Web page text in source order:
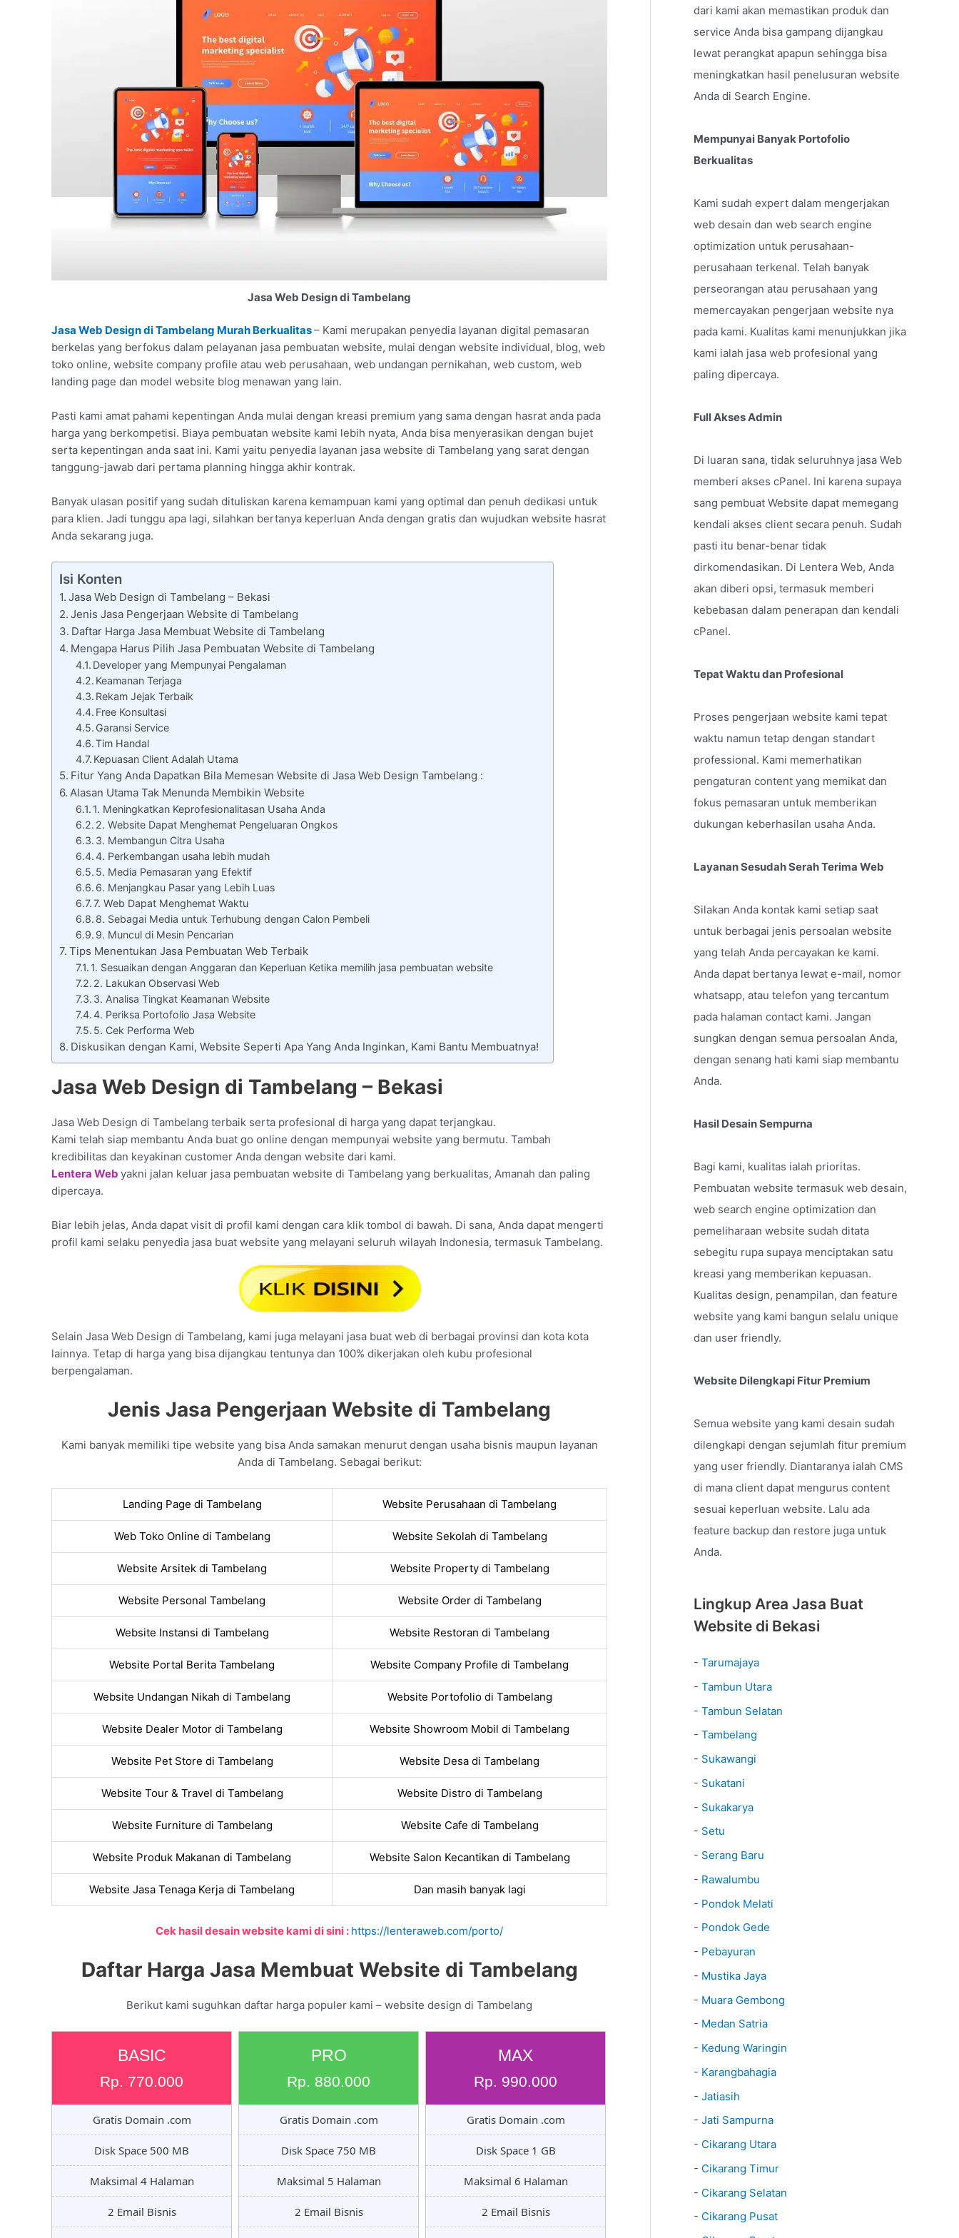
Jasa Web Design di Tambelang
Jasa Web Design di Tambelang Murah Berkualitas– Kami merupakan penyedia layanan digital pemasaran
berkelas yang berfokus dalam pelayanan jasa pembuatan website, mulai dengan website individual, blog, web
toko online, website company profile atau web perusahaan, web undangan pernikahan, web custom, web
landing page dan model website blog menawan yang lain.
Pasti kami amat pahami kepentingan Anda mulai dengan kreasi premium yang sama dengan hasrat anda pada
harga yang berkompetisi. Biaya pembuatan website kami lebih nyata, Anda bisa menyerasikan dengan bujet
serta kepentingan anda saat ini. Kami yaitu penyedia layanan jasa website di Tambelang yang sarat dengan
tanggung-jawab dari pertama planning hingga akhir kontrak.
Banyak ulasan positif yang sudah dituliskan karena kemampuan kami yang optimal dan penuh dedikasi untuk
para klien. Jadi tunggu apa lagi, silahkan bertanya keperluan Anda dengan gratis dan wujudkan website hasrat
Anda sekarang juga.
Isi Konten
Jasa Web Design di Tambelang – Bekasi
Jenis Jasa Pengerjaan Website di Tambelang
Daftar Harga Jasa Membuat Website di Tambelang
Mengapa Harus Pilih Jasa Pembuatan Website di Tambelang
Developer yang Mempunyai Pengalaman
Keamanan Terjaga
Rekam Jejak Terbaik
Free Konsultasi
Garansi Service
Tim Handal
Kepuasan Client Adalah Utama
Fitur Yang Anda Dapatkan Bila Memesan Website di Jasa Web Design Tambelang :
Alasan Utama Tak Menunda Membikin Website
1. Meningkatkan Keprofesionalitasan Usaha Anda
2. Website Dapat Menghemat Pengeluaran Ongkos
3. Membangun Citra Usaha
4. Perkembangan usaha lebih mudah
5. Media Pemasaran yang Efektif
6. Menjangkau Pasar yang Lebih Luas
7. Web Dapat Menghemat Waktu
8. Sebagai Media untuk Terhubung dengan Calon Pembeli
9. Muncul di Mesin Pencarian
Tips Menentukan Jasa Pembuatan Web Terbaik
1. Sesuaikan dengan Anggaran dan Keperluan Ketika memilih jasa pembuatan website
2. Lakukan Observasi Web
3. Analisa Tingkat Keamanan Website
4. Periksa Portofolio Jasa Website
5. Cek Performa Web
Diskusikan dengan Kami, Website Seperti Apa Yang Anda Inginkan, Kami Bantu Membuatnya!
Jasa Web Design di Tambelang – Bekasi
Jasa Web Design di Tambelang terbaik serta profesional di harga yang dapat terjangkau.
Kami telah siap membantu Anda buat go online dengan mempunyai website yang bermutu. Tambah
kredibilitas dan keyakinan customer Anda dengan website dari kami.
Lentera Web yakni jalan keluar jasa pembuatan website di Tambelang yang berkualitas, Amanah dan paling
dipercaya.
Biar lebih jelas, Anda dapat visit di profil kami dengan cara klik tombol di bawah. Di sana, Anda dapat mengerti
profil kami selaku penyedia jasa buat website yang melayani seluruh wilayah Indonesia, termasuk Tambelang.
Selain Jasa Web Design di Tambelang, kami juga melayani jasa buat web di berbagai provinsi dan kota kota
lainnya. Tetap di harga yang bisa dijangkau tentunya dan 100% dikerjakan oleh kubu profesional
berpengalaman.
Jenis Jasa Pengerjaan Website di Tambelang
Kami banyak memiliki tipe website yang bisa Anda samakan menurut dengan usaha bisnis maupun layanan
Anda di Tambelang. Sebagai berikut:
Landing Page di Tambelang Website Perusahaan di Tambelang
Web Toko Online di Tambelang Website Sekolah di Tambelang
Website Arsitek di Tambelang Website Property di Tambelang
Website Personal Tambelang Website Order di Tambelang
Website Instansi di Tambelang Website Restoran di Tambelang
Website Portal Berita Tambelang Website Company Profile di Tambelang
Website Undangan Nikah di Tambelang Website Portofolio di Tambelang
Website Dealer Motor di Tambelang Website Showroom Mobil di Tambelang
Website Pet Store di Tambelang Website Desa di Tambelang
Website Tour & Travel di Tambelang Website Distro di Tambelang
Website Furniture di Tambelang Website Cafe di Tambelang
Website Produk Makanan di Tambelang Website Salon Kecantikan di Tambelang
Website Jasa Tenaga Kerja di Tambelang Dan masih banyak lagi
Cek hasil desain website kami di sini : https://lenteraweb.com/porto/
Daftar Harga Jasa Membuat Website di Tambelang
Berikut kami suguhkan daftar harga populer kami – website design di Tambelang
BASIC
Rp. 770.000
Gratis Domain .com
Disk Space 500 MB
Maksimal 4 Halaman
2 Email Bisnis
PRO
Rp. 880.000
Gratis Domain .com
Disk Space 750 MB
Maksimal 5 Halaman
2 Email Bisnis
MAX
Rp. 990.000
Gratis Domain .com
Disk Space 1 GB
Maksimal 6 Halaman
2 Email Bisnis
dari kami akan memastikan produk dan
service Anda bisa gampang dijangkau
lewat perangkat apapun sehingga bisa
meningkatkan hasil penelusuran website
Anda di Search Engine.
Mempunyai Banyak Portofolio
Berkualitas
Kami sudah expert dalam mengerjakan
web desain dan web search engine
optimization untuk perusahaan-
perusahaan terkenal. Telah banyak
perseorangan atau perusahaan yang
memercayakan pengerjaan website nya
pada kami. Kualitas kami menunjukkan jika
kami ialah jasa web profesional yang
paling dipercaya.
Full Akses Admin
Di luaran sana, tidak seluruhnya jasa Web
memberi akses cPanel. Ini karena supaya
sang pembuat Website dapat memegang
kendali akses client secara penuh. Sudah
pasti itu benar-benar tidak
dirkomendasikan. Di Lentera Web, Anda
akan diberi opsi, termasuk memberi
kebebasan dalam penerapan dan kendali
cPanel.
Tepat Waktu dan Profesional
Proses pengerjaan website kami tepat
waktu namun tetap dengan standart
professional. Kami memerhatikan
pengaturan content yang memikat dan
fokus pemasaran untuk memberikan
dukungan keberhasilan usaha Anda.
Layanan Sesudah Serah Terima Web
Silakan Anda kontak kami setiap saat
untuk berbagai jenis persoalan website
yang telah Anda percayakan ke kami.
Anda dapat bertanya lewat e-mail, nomor
whatsapp, atau telefon yang tercantum
pada halaman contact kami. Jangan
sungkan dengan semua persoalan Anda,
dengan senang hati kami siap membantu
Anda.
Hasil Desain Sempurna
Bagi kami, kualitas ialah prioritas.
Pembuatan website termasuk web desain,
web search engine optimization dan
pemeliharaan website sudah ditata
sebegitu rupa supaya menciptakan satu
kreasi yang memberikan kepuasan.
Kualitas design, penampilan, dan feature
website yang kami bangun selalu unique
dan user friendly.
Website Dilengkapi Fitur Premium
Semua website yang kami desain sudah
dilengkapi dengan sejumlah fitur premium
yang user friendly. Diantaranya ialah CMS
di mana client dapat mengurus content
sesuai keperluan website. Lalu ada
feature backup dan restore juga untuk
Anda.
Lingkup Area Jasa Buat
Website di Bekasi
- Tarumajaya
- Tambun Utara
- Tambun Selatan
- Tambelang
- Sukawangi
- Sukatani
- Sukakarya
- Setu
- Serang Baru
- Rawalumbu
- Pondok Melati
- Pondok Gede
- Pebayuran
- Mustika Jaya
- Muara Gembong
- Medan Satria
- Kedung Waringin
- Karangbahagia
- Jatiasih
- Jati Sampurna
- Cikarang Utara
- Cikarang Timur
- Cikarang Selatan
- Cikarang Pusat